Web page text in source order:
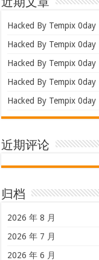
近期文章
Hacked By Tempix 0day
Hacked By Tempix 0day
Hacked By Tempix 0day
Hacked By Tempix 0day
Hacked By Tempix 0day
近期评论
归档
2026 年 8 月
2026 年 7 月
2026 年 6 月